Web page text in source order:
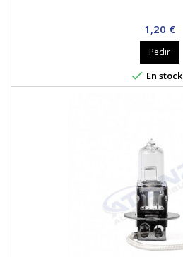
Precio
1,20 €
Pedir
 En stock